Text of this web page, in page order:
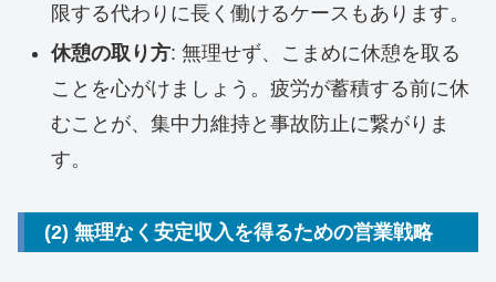
限する代わりに長く働けるケースもあります。
休憩の取り方: 無理せず、こまめに休憩を取る
ことを心がけましょう。疲労が蓄積する前に休
むことが、集中力維持と事故防止に繋がりま
す。
(2) 無理なく安定収入を得るための営業戦略